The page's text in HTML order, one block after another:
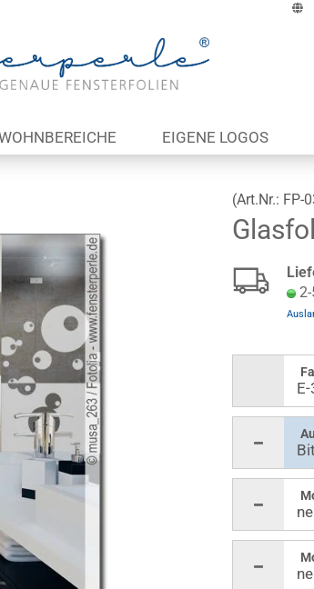
Lieferland
Passwort
Passwort
EIGENE LOGOS
(Art.Nr.: FP-